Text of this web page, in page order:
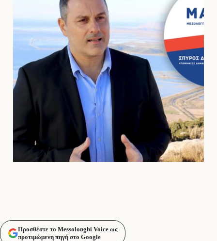
Προσθέστε το Messolonghi Voice ως
προτιμώμενη πηγή στο Google